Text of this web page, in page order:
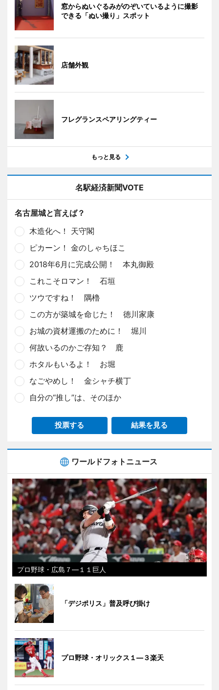
窓からぬいぐるみがのぞいているように撮影
できる「ぬい撮り」スポット
店舗外観
フレグランスペアリングティー
もっと見る
名駅経済新聞VOTE
名古屋城と言えば？
木造化へ！ 天守閣
ピカーン！ 金のしゃちほこ
2018年6月に完成公開！ 本丸御殿
これこそロマン！ 石垣
ツウですね！ 隅櫓
この方が築城を命じた！ 徳川家康
お城の資材運搬のために！ 堀川
何故いるのかご存知？ 鹿
ホタルもいるよ！ お堀
なごやめし！ 金シャチ横丁
自分の“推し”は、そのほか
投票する 結果を見る
ワールドフォトニュース
プロ野球・広島７―１１巨人
「デジポリス」普及呼び掛け
プロ野球・オリックス１―３楽天